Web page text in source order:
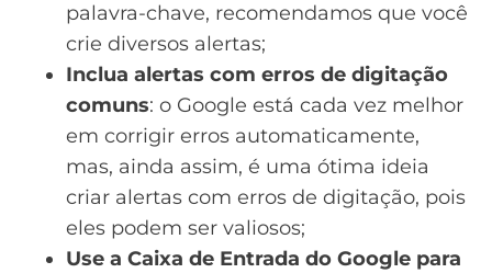
palavra-chave, recomendamos que você
crie diversos alertas;
Inclua alertas com erros de digitação
comuns: o Google está cada vez melhor
em corrigir erros automaticamente,
mas, ainda assim, é uma ótima ideia
criar alertas com erros de digitação, pois
eles podem ser valiosos;
Use a Caixa de Entrada do Google para